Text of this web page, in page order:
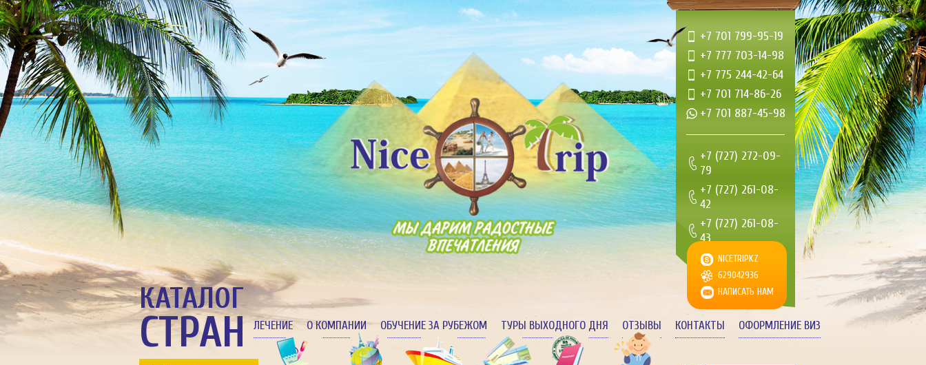
+7 701 799-95-19
+7 777 703-14-98
+7 775 244-42-64
+7 701 714-86-26
+7 701 887-45-98
+7 (727) 272-09-
79
+7 (727) 261-08-
42
+7 (727) 261-08-
43
+7 (727) 261-08-
44
NICETRIPKZ
629042936
НАПИСАТЬ НАМ
ЛЕЧЕНИЕ О КОМПАНИИ ОБУЧЕНИЕ ЗА РУБЕЖОМ ТУРЫ ВЫХОДНОГО ДНЯ ОТЗЫВЫ КОНТАКТЫ ОФОРМЛЕНИЕ ВИЗ
КАТАЛОГ
СТРАН